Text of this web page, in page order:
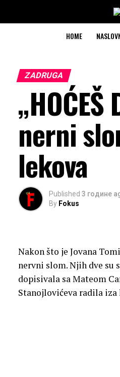
HOME
ZADRUGA
nerni
lekova
Published 3 године
By Fokus
Nakon što je Jovana
nervni slom. Njih dve su
dopisivala sa Mateom
Stanojlovićeva radila iza